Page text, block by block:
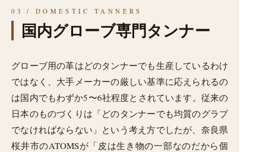
03 / DOMESTIC TANNERS
国内グローブ専門タンナー
グローブ用の革はどのタンナーでも生産しているわけ
ではなく、大手メーカーの厳しい基準に応えられるの
は国内でもわずか5〜6社程度とされています。従来の
日本のものづくりは「どのタンナーでも均質のグラブ
でなければならない」という考え方でしたが、奈良県
桜井市のATOMSが「皮は生き物の一部なのだから個